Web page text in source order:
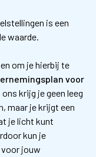
is een
waarde.
om je hierbij te
voor
krijg je geen leeg
maar je krijgt een
je licht kunt
kun je
voor jouw